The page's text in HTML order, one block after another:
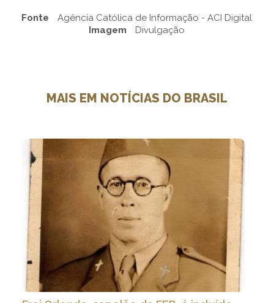
Fonte
Agência Católica de Informação - ACI Digital
Imagem
Divulgação
MAIS EM NOTÍCIAS DO BRASIL